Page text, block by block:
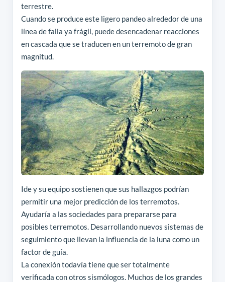
terrestre.
Cuando se produce este ligero pandeo alrededor de una
línea de falla ya frágil, puede desencadenar reacciones
en cascada que se traducen en un terremoto de gran
magnitud.
Ide y su equipo sostienen que sus hallazgos podrían
permitir una mejor predicción de los terremotos.
Ayudaría a las sociedades para prepararse para
posibles terremotos. Desarrollando nuevos sistemas de
seguimiento que llevan la influencia de la luna como un
factor de guía.
La conexión todavía tiene que ser totalmente
verificada con otros sismólogos. Muchos de los grandes